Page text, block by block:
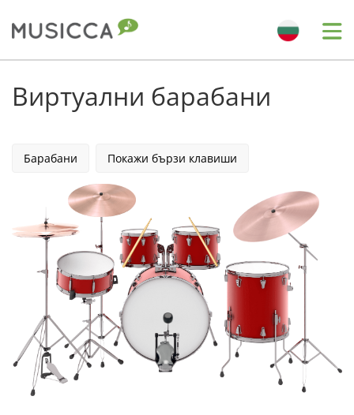
Dansk
Deutsch
English
Español
Français
Виртуални барабани
Барабани Покажи бързи клавиши